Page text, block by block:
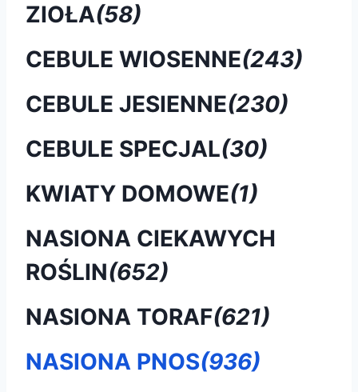
ZIOŁA(58)
CEBULE WIOSENNE(243)
CEBULE JESIENNE(230)
CEBULE SPECJAL(30)
KWIATY DOMOWE(1)
NASIONA CIEKAWYCH
ROŚLIN(652)
NASIONA TORAF(621)
NASIONA PNOS(936)